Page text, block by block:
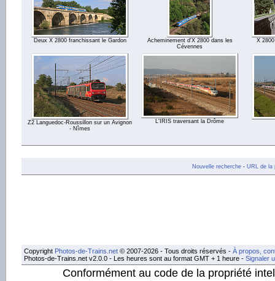
Deux X 2800 franchissant le Gardon
Acheminement d'X 2800 dans les
Cévennes
X
Z2 Languedoc-Roussillon sur un Avignon
- Nîmes
L'IRIS traversant la Drôme
Nouvelle recherche- URL de la
Copyright Photos-de-Trains.net © 2007-2026 - Tous droits réservés - À propos,
Photos-de-Trains.net v2.0.0 - Les heures sont au format GMT + 1 heure - Signaler
Conformément au code de la propriété